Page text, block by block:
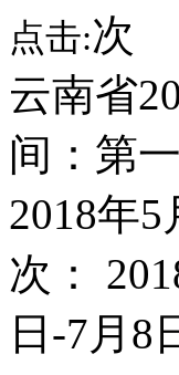
点击:次
云南省
间：第
2018年
次：
日-7月8